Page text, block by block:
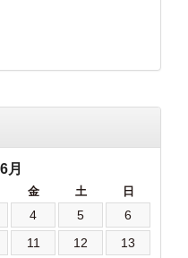
月
金 土 日
4 5
6
11 12
13